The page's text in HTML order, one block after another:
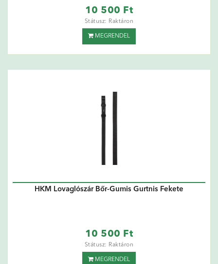
10 500 Ft
Státusz: Raktáron
MEGRENDEL
HKM Lovaglószár Bőr-Gumis Gurtnis Fekete
10 500 Ft
Státusz: Raktáron
MEGRENDEL